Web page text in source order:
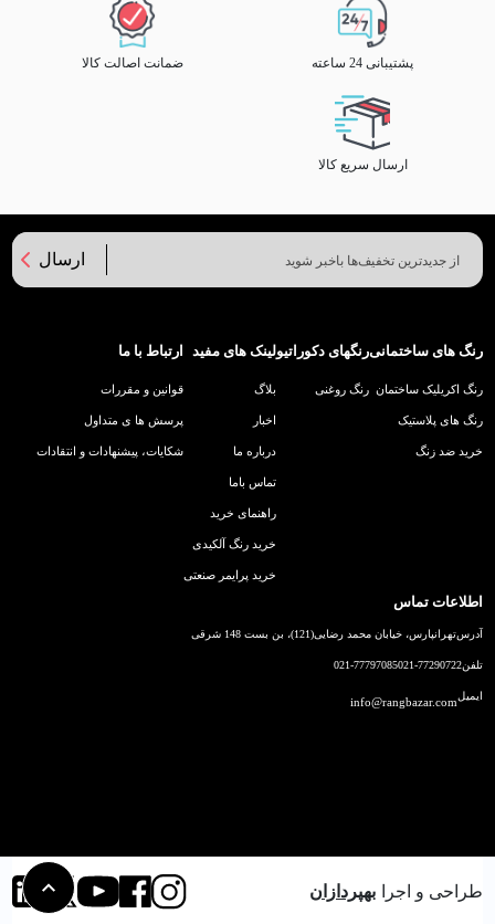
پشتیبانی 24 ساعته ضمانت اصالت کالا
ارسال سریع کالا
ارسال
رنگ های ساختمانی
رنگ اکریلیک ساختمان
رنگ های پلاستیک
خرید ضد زنگ
رنگهای دکوراتیو
رنگ روغنی
لینک های مفید
بلاگ
اخبار
درباره ما
تماس باما
راهنمای خرید
خرید رنگ آلکیدی
خرید پرایمر صنعتی
ارتباط با ما
قوانین و مقررات
پرسش ها ی متداول
شکایات، پیشنهادات و انتقادات
اطلاعات تماس
آدرستهرانپارس، خیابان محمد رضایی(121)، بن بست 148 شرقی
تلفن021-77290722
021-77797085
ایمیلinfo@rangbazar.com
طراحی و اجرا بهپردازان